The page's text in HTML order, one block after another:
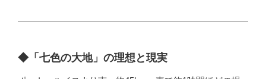
◆「七色の大地」の理想と現実